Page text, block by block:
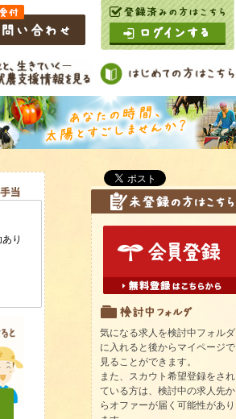
気になる求人を検討中フォルダ
に入れると後からマイページで
見ることができます。
また、スカウト希望登録をされ
ている方は、検討中の求人先か
らオファーが届く可能性があり